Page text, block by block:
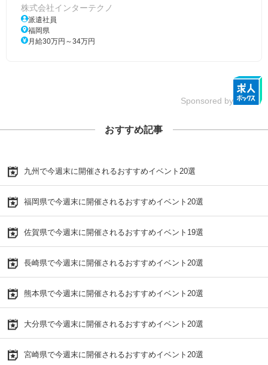
株式会社インターテクノ
派遣社員
福岡県
月給30万円～34万円
Sponsored by
おすすめ記事
九州で今週末に開催されるおすすめイベント20選
福岡県で今週末に開催されるおすすめイベント20選
佐賀県で今週末に開催されるおすすめイベント19選
長崎県で今週末に開催されるおすすめイベント20選
熊本県で今週末に開催されるおすすめイベント20選
大分県で今週末に開催されるおすすめイベント20選
宮崎県で今週末に開催されるおすすめイベント20選